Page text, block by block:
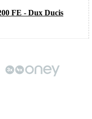
FE - Dux Ducis